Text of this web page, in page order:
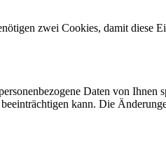
zwei Cookies, damit diese
Daten von Ihnen
kann. Die